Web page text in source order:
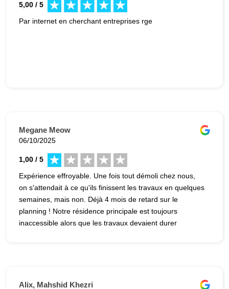
5,00 / 5
Par internet en cherchant entreprises rge
Megane Meow
06/10/2025
1,00 / 5
Expérience effroyable. Une fois tout démoli chez nous,
on s'attendait à ce qu'ils finissent les travaux en quelques
semaines, mais non. Déjà 4 mois de retard sur le
planning ! Notre résidence principale est toujours
inaccessible alors que les travaux devaient durer
constante de "terminer dans 2-3 semaines" depuis le
Alix, Mahshid Khezri